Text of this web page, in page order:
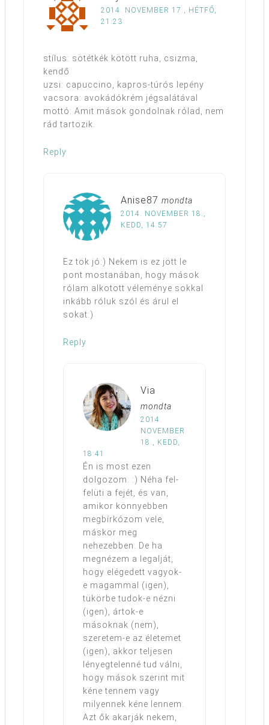
2014. NOVEMBER 17., HÉTFŐ,
21:23
stílus: sötétkék kötött ruha, csizma,
kendő
uzsi: capuccino, kapros-túrós lepény
vacsora: avokádókrém jégsalátával
mottó: Amit mások gondolnak rólad, nem
rád tartozik.
Reply
Anise87 mondta
2014. NOVEMBER 18.,
KEDD, 14:57
Ez tök jó:) Nekem is ez jött le
pont mostanában, hogy mások
rólam alkotott véleménye sokkal
inkább róluk szól és árul el
sokat:)
Reply
Via
mondta
2014.
NOVEMBER
18., KEDD,
18:41
Én is most ezen
dolgozom. :) Néha fel-
felüti a fejét, és van,
amikor könnyebben
megbírkózom vele,
máskor meg
nehezebben. De ha
megnézem a legalját,
hogy elégedett vagyok-
e magammal (igen),
tükörbe tudok-e nézni
(igen), ártok-e
másoknak (nem),
szeretem-e az életemet
(igen), akkor teljesen
lényegtelenné tud válni,
hogy mások szerint mit
kéne tennem vagy
milyennek kéne lennem.
Azt ők akarják nekem,